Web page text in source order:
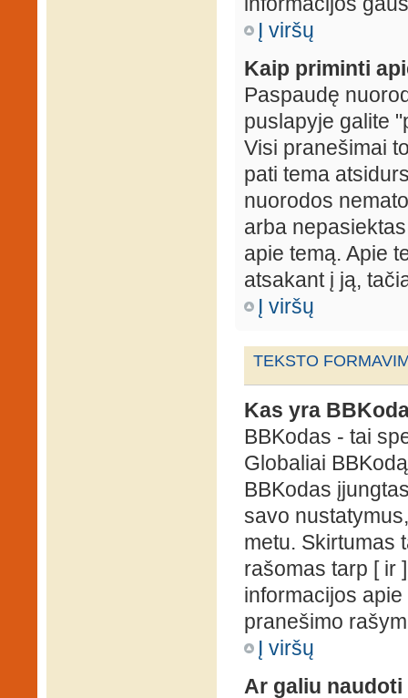
Į viršų
Kaip priminti
Paspaudę
puslapyje galite
Visi pranešimai
pati tema
nuorodos
arba
apie temą. Apie
atsakant į ją,
Į viršų
TEKSTO
Kas yra
BBKodas - tai
Globaliai
BBKodas
savo
metu. Skirtumas
rašomas tarp [ ir
informacijos
pranešimo
Į viršų
Ar galiu naudoti